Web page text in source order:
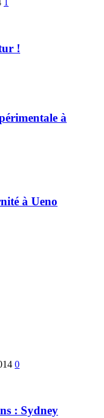
!
à
à Ueno
0
: Sydney